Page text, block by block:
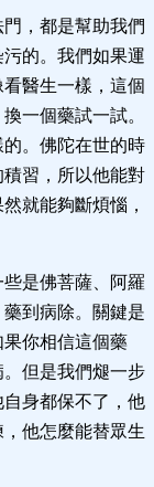
，都是幫助我們
的。我們如果運
醫生一樣，這個
一個藥試一試。
。佛陀在世的時
習，所以他能對
就能夠斷煩惱，
是佛菩薩、阿羅
到病除。關鍵是
你相信這個藥
但是我們煺一步
身都保不了，他
他怎麼能替眾生